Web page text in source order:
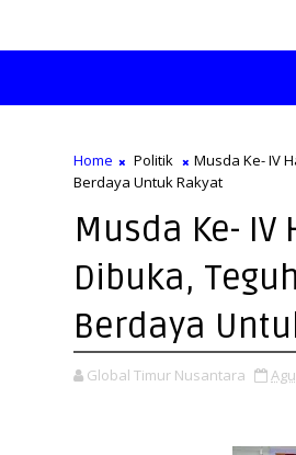
Home Politik
Musda Ke- IV
Berdaya Untuk Rakyat
Musda Ke-
Dibuka,
Berdaya
Global Timur Nusantara